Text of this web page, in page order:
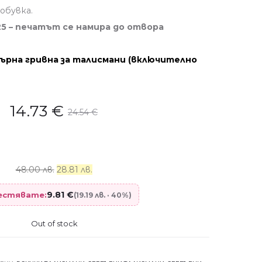
– печатът се намира до отвора
гривна за талисмани (включително
24.54€
14.73 €
48.00 лв. 28.81 лв.
9.81 €(19.19 лв. · 40%)
Out of stock